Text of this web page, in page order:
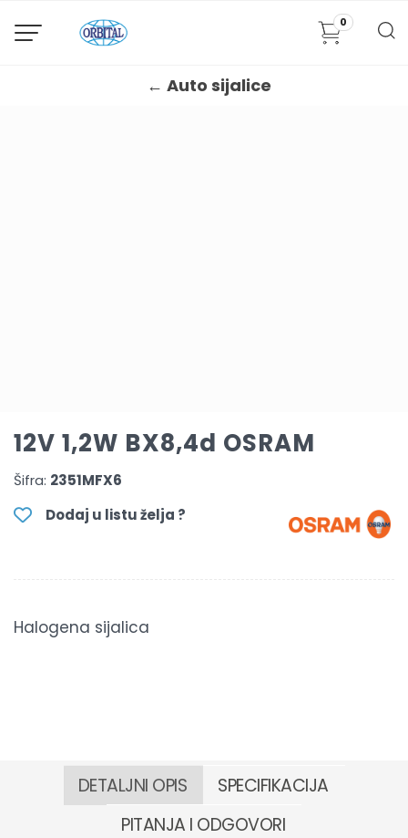
0
← Auto sijalice
12V 1,2W BX8,4d OSRAM
Šifra: 2351MFX6
Dodaj u listu želja ?
Halogena sijalica
DETALJNI OPIS
SPECIFIKACIJA
PITANJA I ODGOVORI